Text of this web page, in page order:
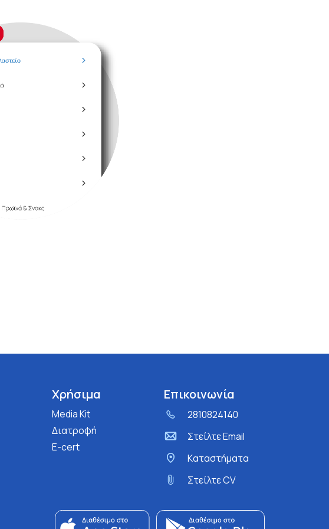
Χρήσιμα
Media Kit
Διατροφή
E-cert
Επικοινωνία
2810824140
Στείλτε Email
Kαταστήματα
Στείλτε CV